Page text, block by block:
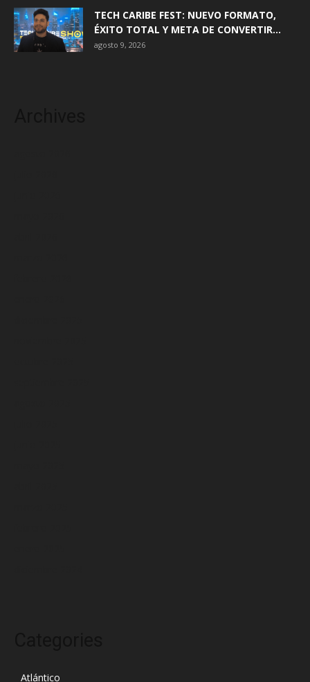
TECH CARIBE FEST: NUEVO FORMATO,
ÉXITO TOTAL Y META DE CONVERTIR...
agosto 9, 2026
Atlántico